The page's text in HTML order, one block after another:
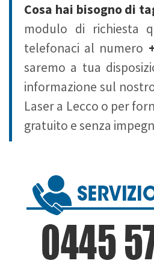
Cosa hai bisogno di
modulo di richiesta
telefonaci al numero
saremo a tua
informazione sul
Laser a Lecco o per
gratuito e senza